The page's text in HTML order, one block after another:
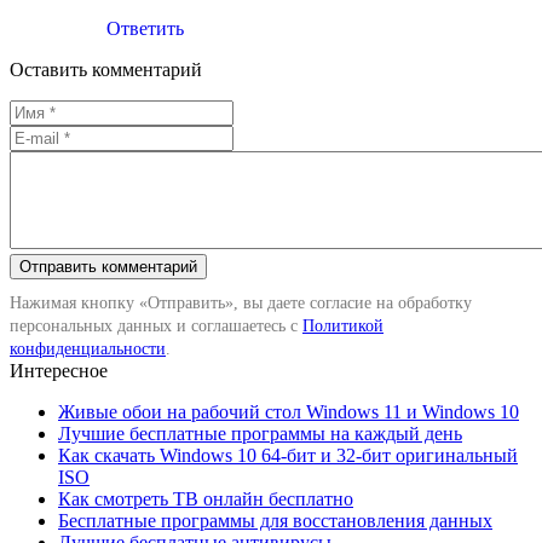
Ответить
Оставить комментарий
Нажимая кнопку «Отправить», вы даете согласие на обработку
персональных данных и соглашаетесь с Политикой
конфиденциальности.
Интересное
Живые обои на рабочий стол Windows 11 и Windows 10
Лучшие бесплатные программы на каждый день
Как скачать Windows 10 64-бит и 32-бит оригинальный
ISO
Как смотреть ТВ онлайн бесплатно
Бесплатные программы для восстановления данных